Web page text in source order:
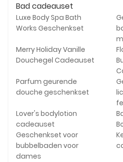
Bad cadeauset
Luxe Body Spa Bath
Works Geschenkset
Merry Holiday Vanille
Douchegel Cadeauset
Parfum geurende
douche geschenkset
Lover's bodylotion
cadeauset
Geschenkset voor
bubbelbaden voor
dames